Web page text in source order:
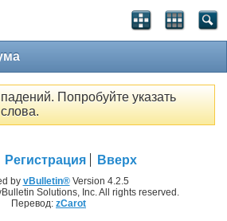
Попробуйте указать
Регистрация Вверх
by vBulletin®Version 4.2.5
Solutions, Inc. All rights reserved.
Перевод: zCarot